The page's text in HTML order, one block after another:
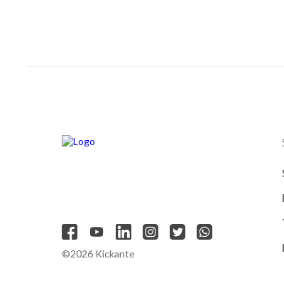
©2026 Kickante